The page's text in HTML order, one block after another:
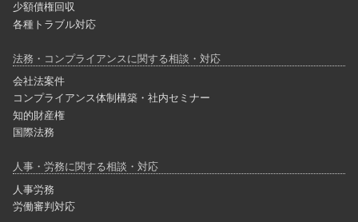
少額債権回収
各種トラブル対応
法務・コンプライアンスに関する相談・対応
会社法案件
コンプライアンス体制構築・社内セミナー
知的財産権
国際法務
人事・労務に関する相談・対応
人事労務
労働審判対応